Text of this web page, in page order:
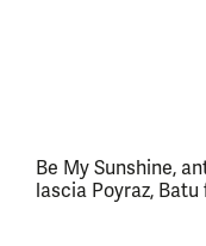
Be My Sunshine,
lascia Poyraz,